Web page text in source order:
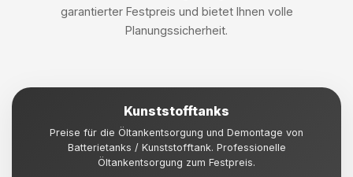
garantierter Festpreis und bietet Ihnen volle
Planungssicherheit.
Kunststofftanks
Preise für die Öltankentsorgung und Demontage von
Batterietanks / Kunststofftank. Professionelle
Öltankentsorgung zum Festpreis.